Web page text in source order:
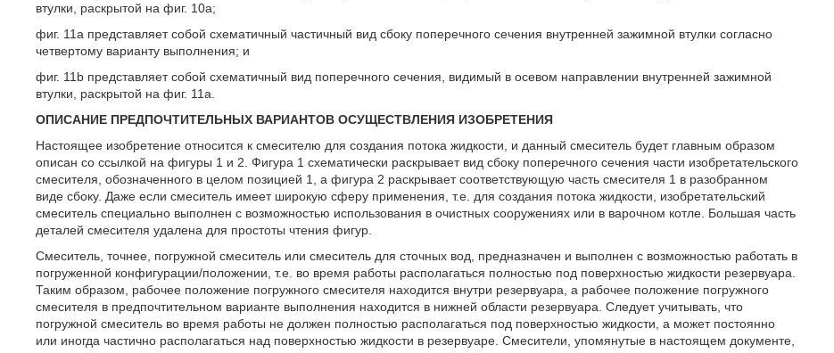
втулки, раскрытой на фиг. 10а;
фиг. 11a представляет собой схематичный частичный вид сбоку поперечного сечения внутренней зажимной втулки согласно
четвертому варианту выполнения; и
фиг. 11b представляет собой схематичный вид поперечного сечения, видимый в осевом направлении внутренней зажимной
втулки, раскрытой на фиг. 11а.
ОПИСАНИЕ ПРЕДПОЧТИТЕЛЬНЫХ ВАРИАНТОВ ОСУЩЕСТВЛЕНИЯ ИЗОБРЕТЕНИЯ
Настоящее изобретение относится к смесителю для создания потока жидкости, и данный смеситель будет главным образом
описан со ссылкой на фигуры 1 и 2. Фигура 1 схематически раскрывает вид сбоку поперечного сечения части изобретательского
смесителя, обозначенного в целом позицией 1, а фигура 2 раскрывает соответствующую часть смесителя 1 в разобранном
виде сбоку. Даже если смеситель имеет широкую сферу применения, т.е. для создания потока жидкости, изобретательский
смеситель специально выполнен с возможностью использования в очистных сооружениях или в варочном котле. Большая часть
деталей смесителя удалена для простоты чтения фигур.
Смеситель, точнее, погружной смеситель или смеситель для сточных вод, предназначен и выполнен с возможностью работать в
погруженной конфигурации/положении, т.е. во время работы располагаться полностью под поверхностью жидкости резервуара.
Таким образом, рабочее положение погружного смесителя находится внутри резервуара, а рабочее положение погружного
смесителя в предпочтительном варианте выполнения находится в нижней области резервуара. Следует учитывать, что
погружной смеситель во время работы не должен полностью располагаться под поверхностью жидкости, а может постоянно
или иногда частично располагаться над поверхностью жидкости в резервуаре. Смесители, упомянутые в настоящем документе,